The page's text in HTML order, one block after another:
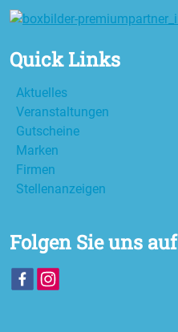
Quick Links
Aktuelles
Veranstaltungen
Gutscheine
Marken
Firmen
Stellenanzeigen
Folgen Sie uns auf